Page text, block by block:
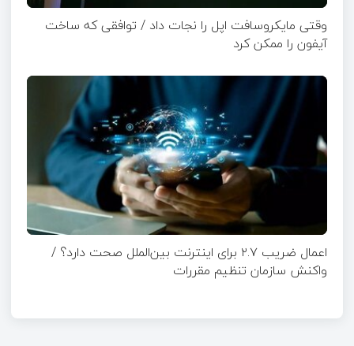
وقتی مایکروسافت اپل را نجات داد / توافقی که ساخت
آیفون را ممکن کرد
اعمال ضریب ۲.۷ برای اینترنت بین‌الملل صحت دارد؟ /
واکنش سازمان تنظیم مقررات